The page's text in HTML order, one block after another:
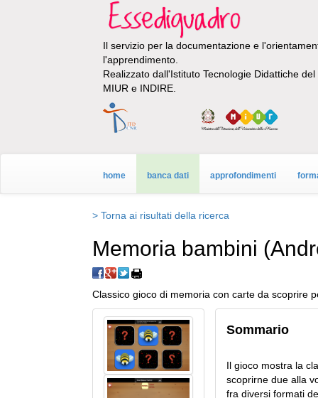
Il servizio per la documentazione e
l'apprendimento.
Realizzato dall'Istituto Tecnologie Didattiche
MIUR e INDIRE.
home banca dati approfondimenti
> Torna ai risultati della ricerca
Memoria bambini
Classico gioco di memoria con carte da scoprire
Sommario
Il gioco mostra la
scoprirne due alla
fra diversi formati